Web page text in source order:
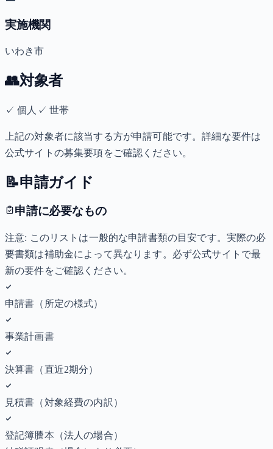
実施機関
いわき市
👥対象者
✓個人 ✓ 世帯
上記の対象者に該当する方が申請可能です。詳細な要件は
公式サイトの募集要項をご確認ください。
📝申請ガイド
申請に必要なもの
注意: このリストは一般的な申請書類の目安です。実際の必
要書類は補助金によって異なります。必ず公式サイトで最
新の要件をご確認ください。
申請書（所定の様式）
事業計画書
決算書（直近2期分）
見積書（対象経費の内訳）
登記簿謄本（法人の場合）